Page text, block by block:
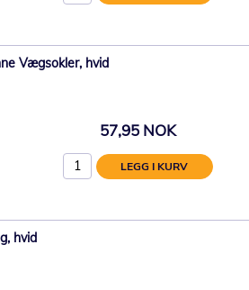
Vægsokler, hvid
57,95 NOK
LEGG I KURV
hvid